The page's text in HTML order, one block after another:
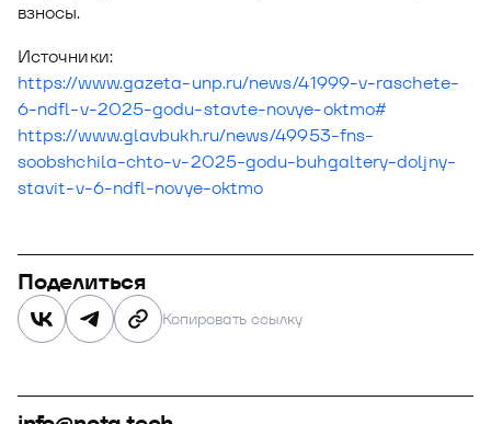
взносы.
Источники:
https://www.gazeta-unp.ru/news/41999-v-raschete-
6-ndfl-v-2025-godu-stavte-novye-oktmo#
https://www.glavbukh.ru/news/49953-fns-
soobshchila-chto-v-2025-godu-buhgaltery-doljny-
stavit-v-6-ndfl-novye-oktmo
Поделиться
Копировать ссылку